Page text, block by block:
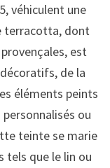
véhiculent une
terracotta, dont
est
de la
éléments peints
ou
teinte se marie
tels que le lin ou